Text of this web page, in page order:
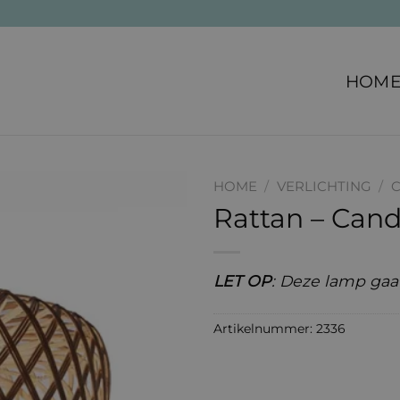
HOME / VERLICHTING /
Rattan –
LET OP: Deze lamp
Artikelnummer: 2336